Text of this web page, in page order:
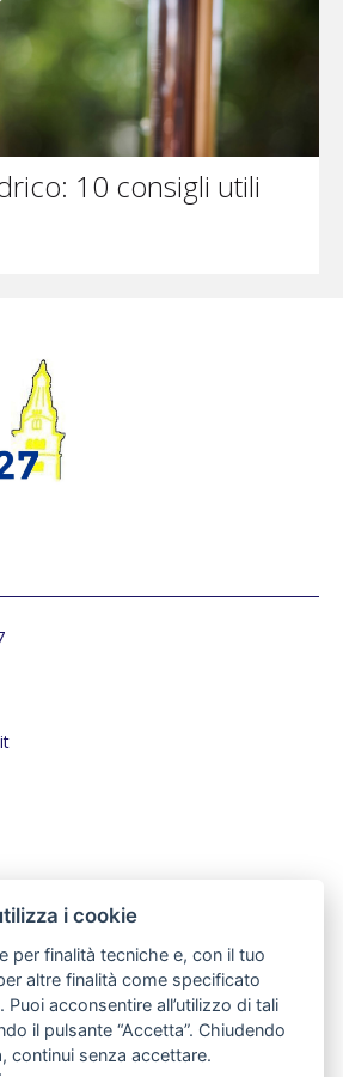
10 consigli utili
i cookie
per finalità tecniche e, con il tuo
altre finalità come specificato
. Puoi acconsentire all’utilizzo di tali
il pulsante “Accetta”. Chiudendo
continui senza accettare.